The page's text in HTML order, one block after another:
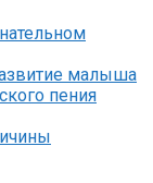
малыша
пения